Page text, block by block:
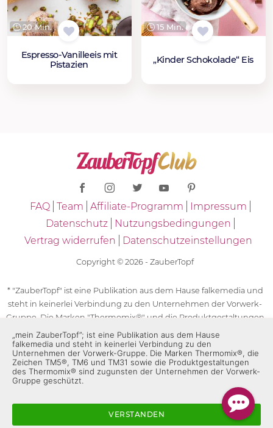
20 Min.
Espresso-Vanilleeis mit
Pistazien
15 Min.
„Kinder Schokolade“ Eis
FAQ Team Affiliate-Programm
Impressum
Datenschutz
Nutzungsbedingungen
Vertrag widerrufen
Datenschutzeinstellungen
Copyright © 2026 - ZauberTopf
* "ZauberTopf" ist eine Publikation aus dem Hause falkemedia und
steht in keinerlei Verbindung zu den Unternehmen der Vorwerk-
Gruppe. Die Marken "Thermomix®" und die Produktgestaltungen
des "Thermomix®" sind eingetragene Marken der Unternehmen
der Vorwerk-Gruppe. Die Marken Thermomix®, die Zeichen TM5®,
TM6 und TM31 sowie die Produktgestaltungen des Thermomix®
sind zugunsten der Unternehmen der Vorwerk-Gruppe
geschützt. Für die Rezeptangaben in "ZauberTopf" ist
„mein ZauberTopf”; ist eine Publikation aus dem Hause
falkemedia und steht in keinerlei Verbindung zu den
Unternehmen der Vorwerk-Gruppe. Die Marken Thermomix®, die
Zeichen TM5®, TM6 und TM31 sowie die Produktgestaltungen
des Thermomix® sind zugunsten der Unternehmen der Vorwerk-
Gruppe geschützt.
VERSTANDEN